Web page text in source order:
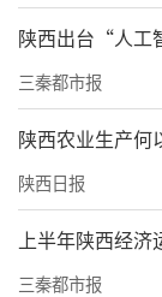
系，让班组
严抓管理夯
该项目部立
前会、隐患
做细班组现
会、交接班
底、风险辨
陕西出台“人工
三秦都市报
陕西农业生产何
陕西日报
上半年陕西经
三秦都市报